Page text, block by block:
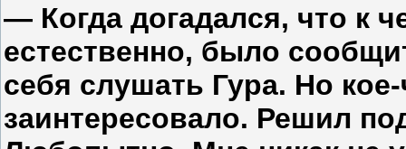
— Когда догадался, что к
естественно, было
себя слушать Гура. Но
заинтересовало. Решил